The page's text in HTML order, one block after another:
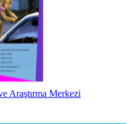
Araştırma Merkezi